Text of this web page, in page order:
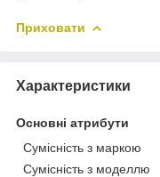
Приховати
Характеристики
Основні атрибути
Сумісність з маркою
Сумісність з моделлю